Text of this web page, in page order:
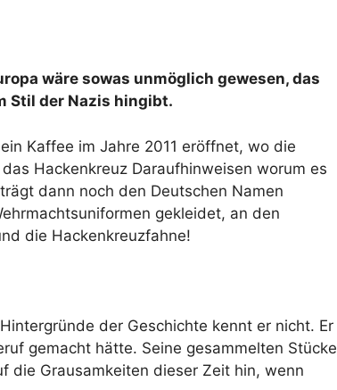
wäre sowas unmöglich gewesen, das
Stil der Nazis hingibt.
Kaffee im Jahre 2011 eröffnet, wo die
Hackenkreuz Daraufhinweisen worum es
dann noch den Deutschen Namen
gekleidet, an den
die Hackenkreuzfahne!
der Geschichte kennt er nicht. Er
gemacht hätte. Seine gesammelten Stücke
die Grausamkeiten dieser Zeit hin, wenn